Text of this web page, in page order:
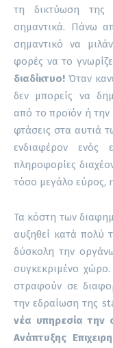
τη δικτύωση της
σημαντικά. Πάνω
σημαντικό να
φορές να το
διαδίκτυο! Όταν
δεν μπορείς να
από το προϊόν ή την
φτάσεις στα αυτιά
ενδιαφέρον
πληροφορίες
τόσο μεγάλο εύρος,
Τα κόστη των
αυξηθεί κατά πολύ
δύσκολη την
συγκεκριμένο
στραφούν σε
την εδραίωση της
νέα υπηρεσία την
Ανάπτυξης